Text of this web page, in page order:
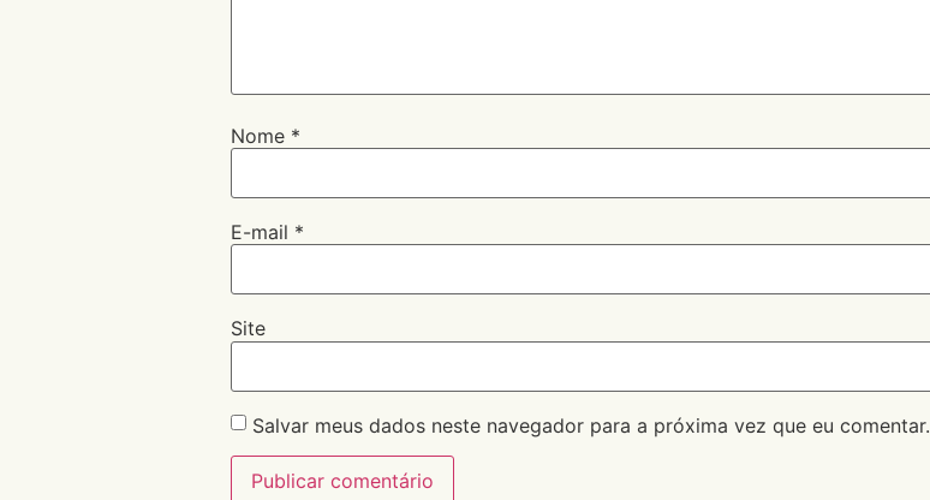
Nome *
E-mail *
Site
Salvar meus dados neste navegador para a próxima vez que eu comentar.